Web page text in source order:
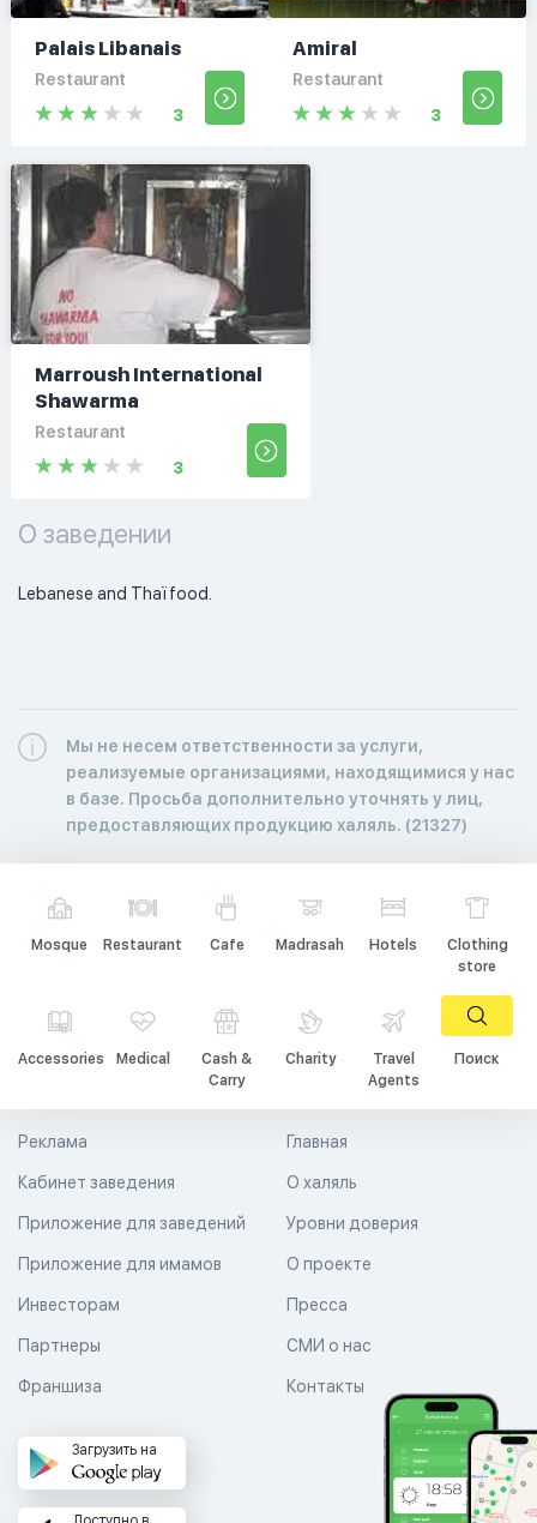
Palais Libanais
Restaurant
3
Amiral
Restaurant
3
Marroush International
Shawarma
Restaurant
3
О заведении
Lebanese and Thaï food.
Мы не несем ответственности за услуги,
реализуемые организациями, находящимися у нас
в базе. Просьба дополнительно уточнять у лиц,
предоставляющих продукцию халяль. (21327)
Mosque Restaurant Cafe Madrasah Hotels
Clothing
store
Accessories Medical
Cash &
Carry
Charity
Travel
Agents
Поиск
Главная
О халяль
Уровни доверия
Реклама
Кабинет заведения
Приложение для заведений
Приложение для имамов О проекте
Пресса
СМИ о нас
Контакты
Инвесторам
Партнеры
Франшиза
Загрузить на